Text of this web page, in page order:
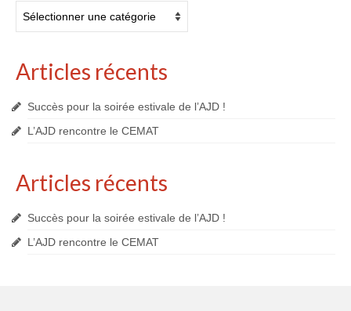
un
Articles récents
Succès pour la soirée estivale de l’AJD !
L’AJD rencontre le CEMAT
Articles récents
Succès pour la soirée estivale de l’AJD !
L’AJD rencontre le CEMAT